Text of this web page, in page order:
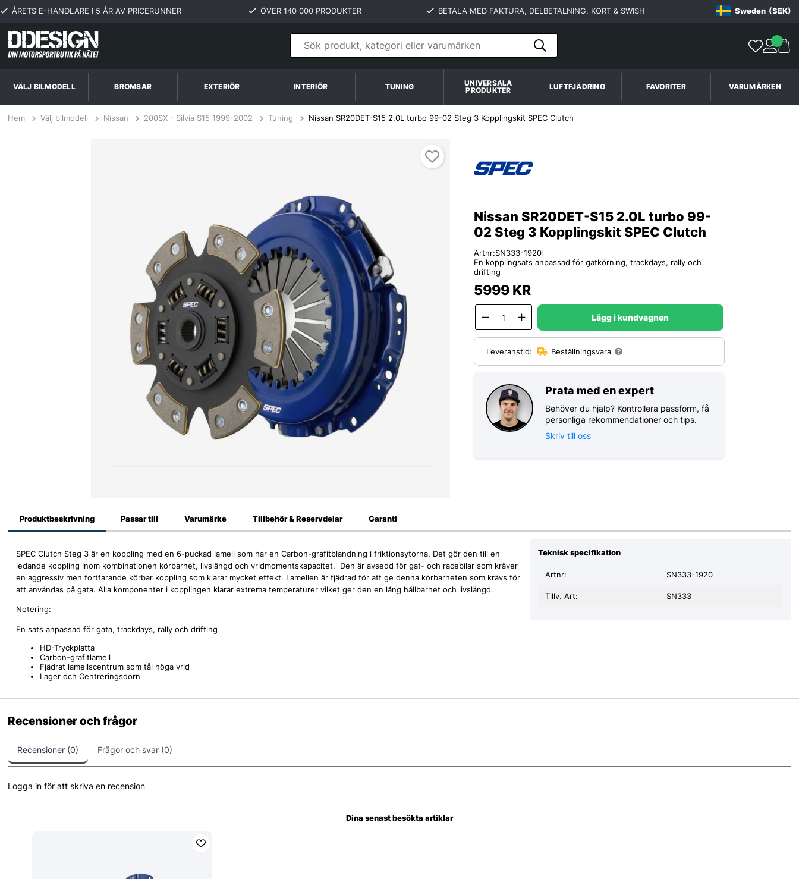
ÅRETS E-HANDLARE I 5 ÅR AV PRICERUNNER ÖVER 140 000 PRODUKTER BETALA MED FAKTURA, DELBETALNING, KORT & SWISH Sweden (SEK)
VÄLJ BILMODELL BROMSAR EXTERIÖR INTERIÖR TUNING
UNIVERSALA
PRODUKTER
LUFTFJÄDRING FAVORITER VARUMÄRKEN
Hem Välj bilmodell Nissan 200SX - Silvia S15 1999-2002 Tuning Nissan SR20DET-S15 2.0L turbo 99-02 Steg 3 Kopplingskit SPEC Clutch
Nissan SR20DET-S15 2.0L turbo 99-
02 Steg 3 Kopplingskit SPEC Clutch
Artnr:SN333-1920
En kopplingsats anpassad för gatkörning, trackdays, rally och
drifting
5999 KR
Lägg i kundvagnen
Leveranstid: Beställningsvara
Prata med en expert
Behöver du hjälp? Kontrollera passform, få
personliga rekommendationer och tips.
Skriv till oss
Produktbeskrivning
SPEC Clutch Steg 3 är en koppling med en 6-puckad lamell som har en Carbon-grafitblandning i friktionsytorna. Det gör den till en
ledande koppling inom kombinationen körbarhet, livslängd och vridmomentskapacitet. Den är avsedd för gat- och racebilar som kräver
en aggressiv men fortfarande körbar koppling som klarar mycket effekt. Lamellen är fjädrad för att ge denna körbarheten som krävs för
att användas på gata. Alla komponenter i kopplingen klarar extrema temperaturer vilket ger den en lång hållbarhet och livslängd.
Notering:
En sats anpassad för gata, trackdays, rally och drifting
HD-Tryckplatta
Carbon-grafitlamell
Fjädrat lamellscentrum som tål höga vrid
Lager och Centreringsdorn
Teknisk specifikation
Tillv. Art: SN333
Artnr: SN333-1920
Passar till Varumärke Tillbehör & Reservdelar Garanti
Recensioner och frågor
Recensioner (0) Frågor och svar (0)
Logga in för att skriva en recension
Dina senast besökta artiklar